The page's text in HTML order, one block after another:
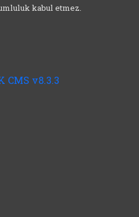
kabul etmez.